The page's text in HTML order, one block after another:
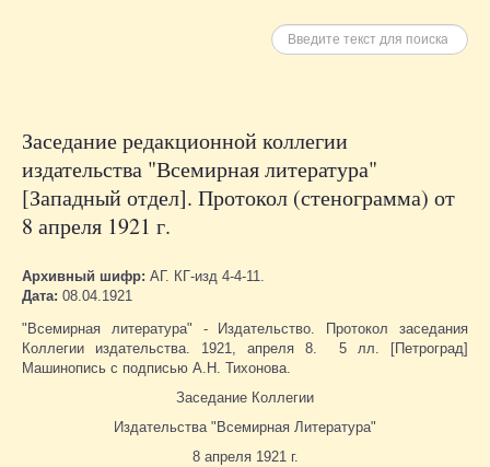
Искать
Заседание редакционной коллегии
издательства "Всемирная литература"
[Западный отдел]. Протокол (стенограмма) от
8 апреля 1921 г.
Архивный шифр: АГ. КГ-изд 4-4-11.
Дата: 08.04.1921
"Всемирная литература" - Издательство. Протокол заседания
Коллегии издательства. 1921, апреля 8. 5 лл. [Петроград]
Машинопись с подписью А.Н. Тихонова.
Заседание Коллегии
Издательства "Всемирная Литература"
8 апреля 1921 г.